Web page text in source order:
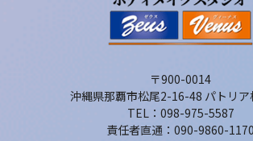
〒900-0014
沖縄県那覇市松尾2-16-48 パトリア
TEL：098-975-5587
責任者直通：090-9860-1170